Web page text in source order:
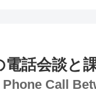
電話会談と
Call